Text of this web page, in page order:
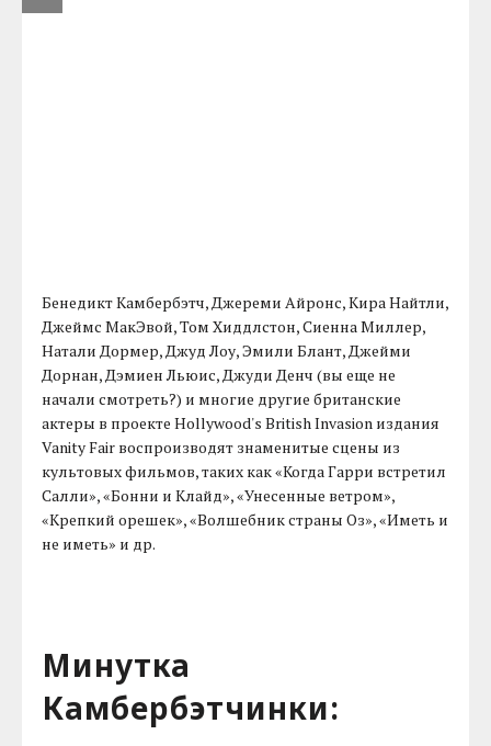
Бенедикт Камбербэтч, Джереми Айронс, Кира Найтли,
Джеймс МакЭвой, Том Хиддлстон, Сиенна Миллер,
Натали Дормер, Джуд Лоу, Эмили Блант, Джейми
Дорнан, Дэмиен Льюис, Джуди Денч (вы еще не
начали смотреть?) и многие другие британские
актеры в проекте Hollywood's British Invasion издания
Vanity Fair воспроизводят знаменитые сцены из
культовых фильмов, таких как «Когда Гарри встретил
Салли», «Бонни и Клайд», «Унесенные ветром»,
«Крепкий орешек», «Волшебник страны Оз», «Иметь и
не иметь» и др.
Минутка
Камбербэтчинки: